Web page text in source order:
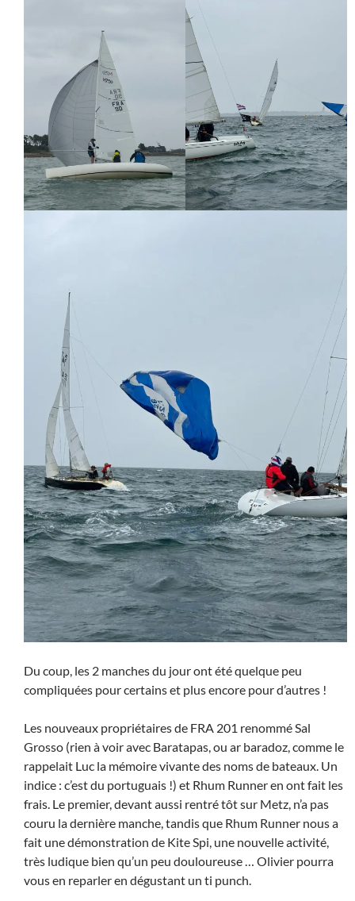
Du coup, les 2 manches du jour ont été quelque peu
compliquées pour certains et plus encore pour d’autres !
Les nouveaux propriétaires de FRA 201 renommé Sal
Grosso (rien à voir avec Baratapas, ou ar baradoz, comme le
rappelait Luc la mémoire vivante des noms de bateaux. Un
indice : c’est du portuguais !) et Rhum Runner en ont fait les
frais. Le premier, devant aussi rentré tôt sur Metz, n’a pas
couru la dernière manche, tandis que Rhum Runner nous a
fait une démonstration de Kite Spi, une nouvelle activité,
très ludique bien qu’un peu douloureuse … Olivier pourra
vous en reparler en dégustant un ti punch.